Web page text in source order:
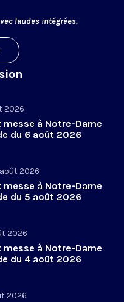
laudes intégrées.
2026
messe à Notre-Dame
du 6 août 2026
2026
messe à Notre-Dame
du 5 août 2026
2026
messe à Notre-Dame
du 4 août 2026
2026